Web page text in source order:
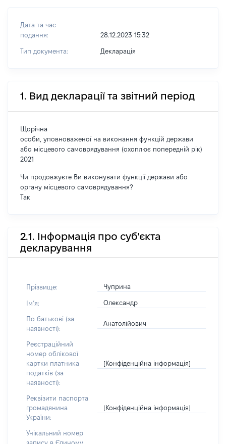
Дата та час
подання:
28.12.2023 15:32
Тип документа: Декларація
1. Вид декларації та звітний період
Щорічна
особи, уповноваженої на виконання функцій держави
або місцевого самоврядування (охоплює попередній рік)
2021
Чи продовжуєте Ви виконувати функції держави або
органу місцевого самоврядування?
Так
2.1. Інформація про суб'єкта
декларування
Прізвище: Чуприна
Імʼя: Олександр
По батькові (за
наявності):
Анатолійович
Реєстраційний
номер облікової
картки платника
податків (за
наявності):
[Конфіденційна інформація]
Реквізити паспорта
громадянина
України:
[Конфіденційна інформація]
Унікальний номер
запису в Єдиному